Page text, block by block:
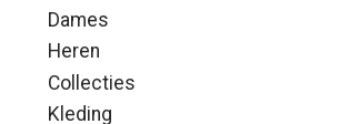
Dames
Heren
Collecties
Kleding